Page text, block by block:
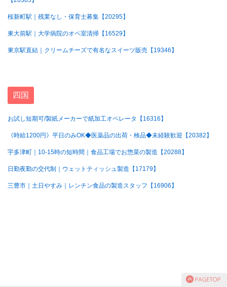
桜新町駅｜残業なし・保育士募集【20295】
東大前駅｜大学病院のオペ室清掃【16529】
東京駅直結｜クリームチーズで有名なスイーツ販売【19346】
四国
お試し短期可/製紙メーカーで紙加工オペレータ【16316】
《時給1200円》平日のみOK◆医薬品の出荷・検品◆未経験歓迎【20382】
宇多津町｜10-15時の短時間｜食品工場でお惣菜の製造【20288】
日勤夜勤の交代制｜ウェットティッシュ製造【17179】
三豊市｜土日やすみ｜レンチン食品の製造スタッフ【16906】